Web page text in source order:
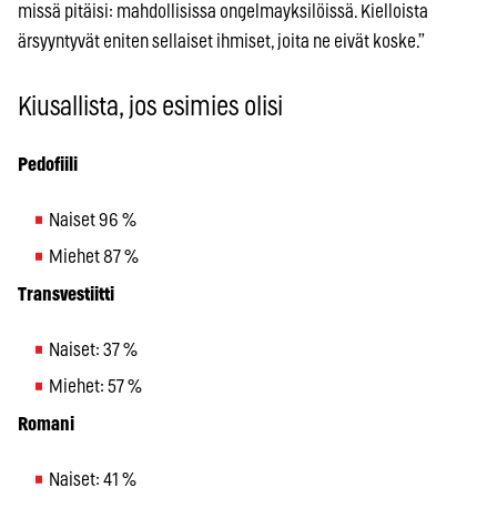
missä pitäisi: mahdollisissa ongelmayksilöissä. Kielloista
ärsyyntyvät eniten sellaiset ihmiset, joita ne eivät koske.”
Kiusallista, jos esimies olisi
Pedofiili
Naiset 96 %
Miehet 87 %
Transvestiitti
Naiset: 37 %
Miehet: 57 %
Romani
Naiset: 41 %